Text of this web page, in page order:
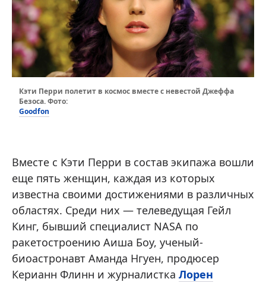
Кэти Перри полетит в космос вместе с невестой Джеффа
Безоса. Фото:
Goodfon
Вместе с Кэти Перри в состав экипажа вошли
еще пять женщин, каждая из которых
известна своими достижениями в различных
областях. Среди них — телеведущая Гейл
Кинг, бывший специалист NASA по
ракетостроению Аиша Боу, ученый-
биоастронавт Аманда Нгуен, продюсер
Керианн Флинн и журналистка Лорен